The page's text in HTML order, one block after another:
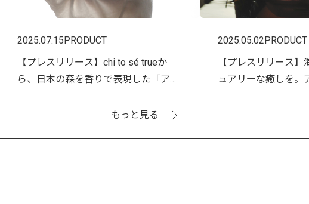
2025.07.15PRODUCT
【プレスリリース】chi to sé trueか
ら、日本の森を香りで表現した「アロ
もっと見る
2025.05.02PRODUCT
【プレスリリース
ュアリーな癒しを。